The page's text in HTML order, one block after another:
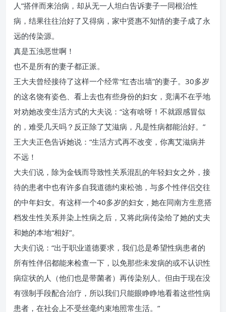
人”搭伴而来治病，却从无一人坦白告诉妻子一同根治性
病，结果往往治好了又得病，家中贤惠不知情的妻子成了永
远的传染源。
真是五浊恶世啊！
也不是所有的妻子都正派。
王大夫曾经接待了这样一个经常“红杏出墙”的妻子。30多岁
的这名饶有姿色、看上去也有些身份的妇女，竟满不在乎地
对劝她改变生活方式的大夫说：“这有啥呀！不就跟感冒似
的，难受几天吗？反正除了艾滋病，凡是性病都能治好。”
王大夫正色告诉她说：“生活方式再不改变，你离艾滋病并
不远！
大夫们说，除为金钱而导致性关系混乱的年轻妇女之外，接
待的患者中也有许多自我道德约束松弛，与多个性伴侣交往
的中年妇女。有这样一个40多岁的妇女，她在同南方生意搭
档发生性关系并染上性病之后，又将此病传染给了她的丈夫
和她的本地“相好”。
大夫们说：“出于职业道德要求，我们总是希望性病患者的
所有性伴侣都能来检查一下，以免那些未发病的或不认识性
病症状的人（他们也是带菌者）再传染别人。但由于现在没
有强制手段配合治疗，所以我们只能眼睁睁地看着这些性病
患者，在社会上不受丝毫约束地照常生活。”